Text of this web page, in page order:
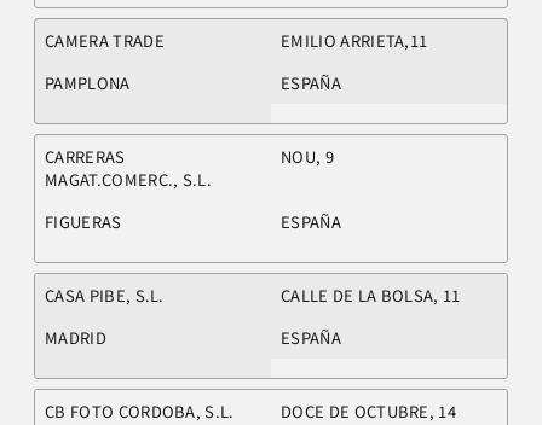
CAMERA TRADE
EMILIO ARRIETA,11
PAMPLONA
ESPAÑA
CARRERAS
MAGAT.COMERC., S.L.
NOU, 9
FIGUERAS ESPAÑA
CASA PIBE, S.L.
CALLE DE LA BOLSA, 11
MADRID
ESPAÑA
CB FOTO CORDOBA, S.L.
DOCE DE OCTUBRE, 14